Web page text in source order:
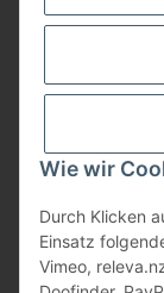
Wie wir
Durch Klicken
Einsatz
Vimeo,